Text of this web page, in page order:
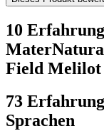
10
Field Melilot
73
Sprachen